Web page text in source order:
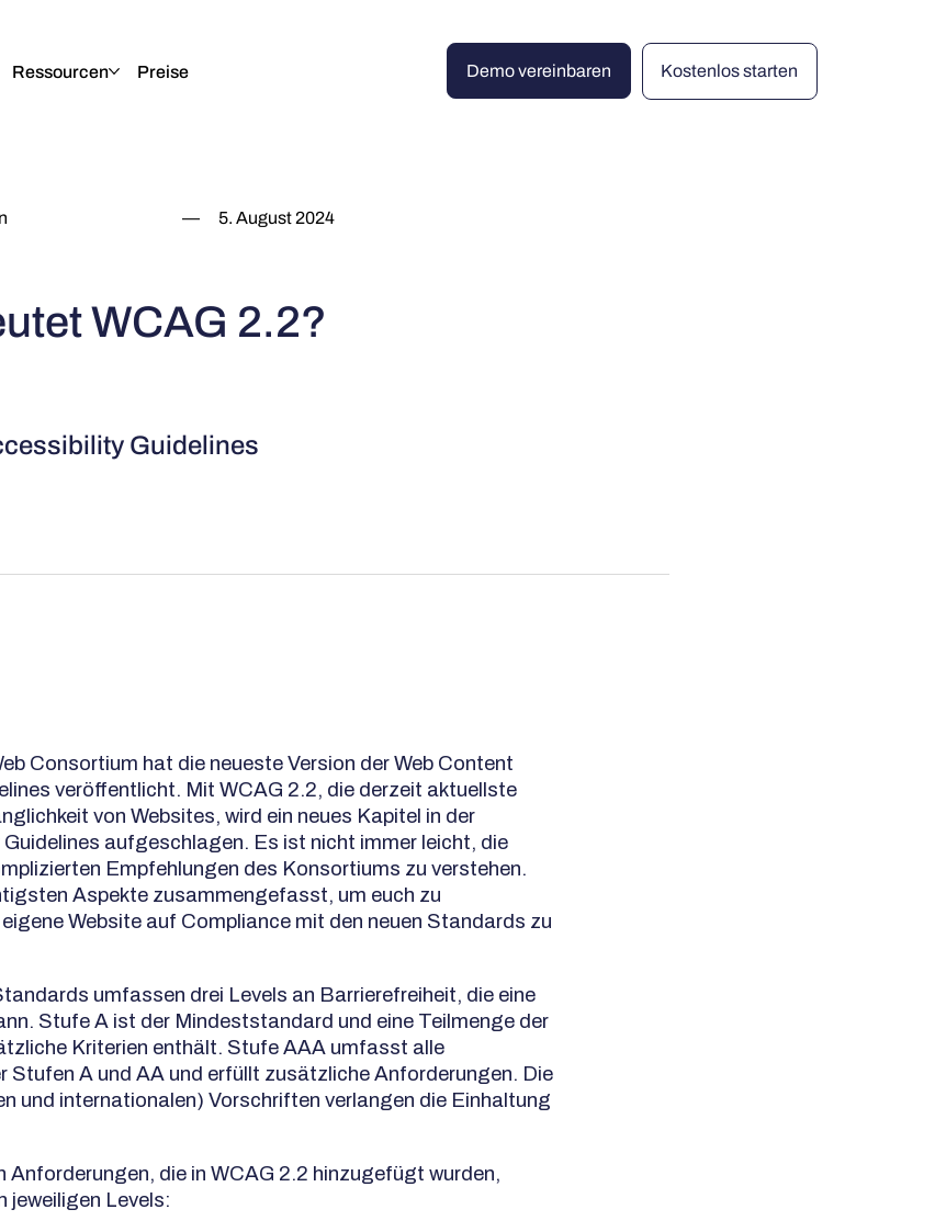
Ressourcen Preise Demo vereinbaren Kostenlos starten
— 5. August 2024
WCAG 2.2?
Guidelines
Consortium hat die neueste Version der Web Content
veröffentlicht. Mit WCAG 2.2, die derzeit aktuellste
von Websites, wird ein neues Kapitel in der
aufgeschlagen. Es ist nicht immer leicht, die
Empfehlungen des Konsortiums zu verstehen.
Aspekte zusammengefasst, um euch zu
Website auf Compliance mit den neuen Standards zu
umfassen drei Levels an Barrierefreiheit, die eine
Stufe A ist der Mindeststandard und eine Teilmenge der
Kriterien enthält. Stufe AAA umfasst alle
Stufen A und AA und erfüllt zusätzliche Anforderungen. Die
und internationalen) Vorschriften verlangen die Einhaltung
Anforderungen, die in WCAG 2.2 hinzugefügt wurden,
jeweiligen Levels: